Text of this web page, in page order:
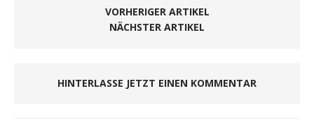
VORHERIGER ARTIKEL
NÄCHSTER ARTIKEL
HINTERLASSE JETZT EINEN KOMMENTAR